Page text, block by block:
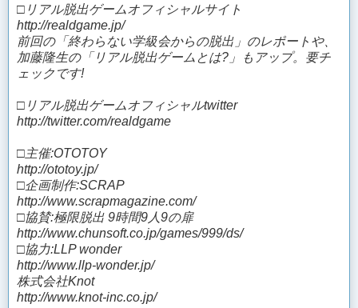
□リアル脱出ゲームオフィシャルサイト
http://realdgame.jp/
前回の「終わらない学級会からの脱出」のレポートや、
加藤隆生の「リアル脱出ゲームとは?」もアップ。要チ
ェックです!
□リアル脱出ゲームオフィシャルtwitter
http://twitter.com/realdgame
□主催:OTOTOY
http://ototoy.jp/
□企画制作:SCRAP
http://www.scrapmagazine.com/
□協賛:極限脱出 9時間9人9の扉
http://www.chunsoft.co.jp/games/999/ds/
□協力:LLP wonder
http://www.llp-wonder.jp/
株式会社Knot
http://www.knot-inc.co.jp/